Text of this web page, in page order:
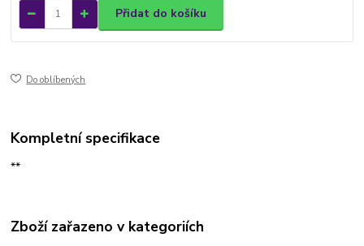
Přidat do košíku
Do oblíbených
Kompletní specifikace
**
Zboží zařazeno v kategoriích